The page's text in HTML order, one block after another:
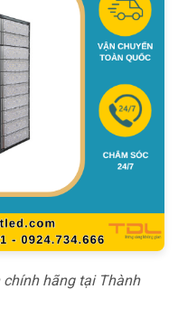
chính hãng tại Thành